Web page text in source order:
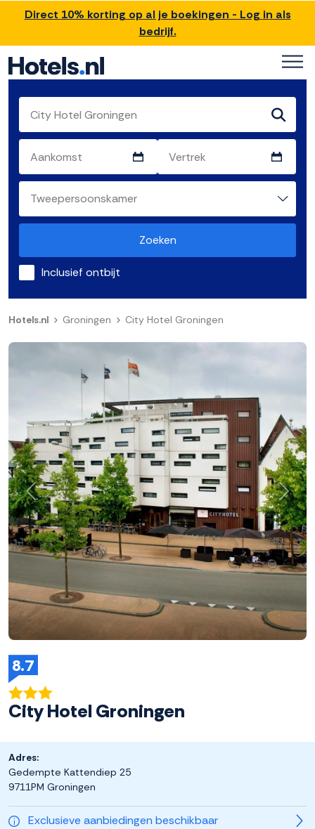
Direct 10% korting op al je boekingen - Log in als
bedrijf.
Zoeken
Inclusief ontbijt
Hotels.nl Groningen City Hotel Groningen
8.7
City Hotel Groningen
Exclusieve aanbiedingen beschikbaar
Adres:
Gedempte Kattendiep 25
9711PM Groningen